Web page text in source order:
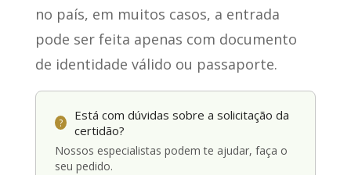
no país, em muitos casos, a entrada
pode ser feita apenas com documento
de identidade válido ou passaporte.
?
Está com dúvidas sobre a solicitação da
certidão?
Nossos especialistas podem te ajudar, faça o
seu pedido.